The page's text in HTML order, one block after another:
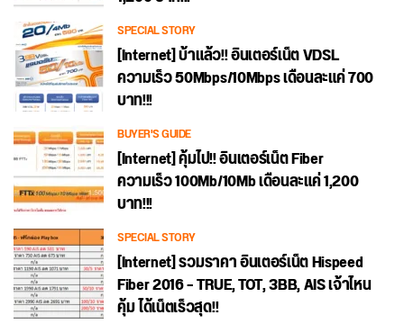
SPECIAL STORY
[Internet] บ้าแล้ว!! อินเตอร์เน็ต VDSL
ความเร็ว 50Mbps/10Mbps เดือนละแค่ 700
บาท!!!
BUYER'S GUIDE
[Internet] คุ้มไป!! อินเตอร์เน็ต Fiber
ความเร็ว 100Mb/10Mb เดือนละแค่ 1,200
บาท!!!
SPECIAL STORY
[Internet] รวมราคา อินเตอร์เน็ต Hispeed
Fiber 2016 – TRUE, TOT, 3BB, AIS เจ้าไหน
คุ้ม ได้เน็ตเร็วสุด!!